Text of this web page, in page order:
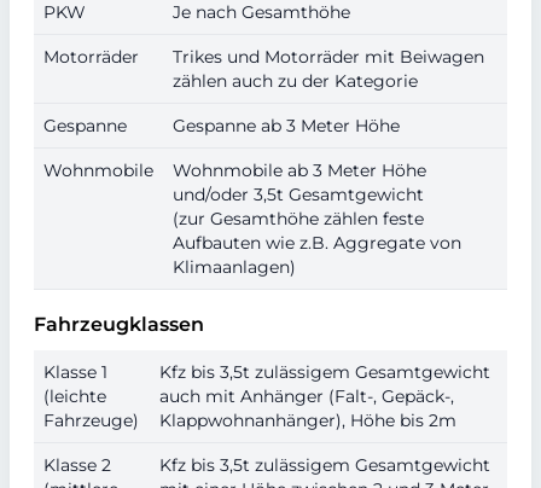
PKW Je nach Gesamthöhe
Motorräder
Trikes und Motorräder mit Beiwagen
zählen auch zu der Kategorie
Gespanne Gespanne ab 3 Meter Höhe
Wohnmobile
Wohnmobile ab 3 Meter Höhe
und/oder 3,5t Gesamtgewicht
(zur Gesamthöhe zählen feste
Aufbauten wie z.B. Aggregate von
Klimaanlagen)
Fahrzeugklassen
Klasse 1
(leichte
Fahrzeuge)
Kfz bis 3,5t zulässigem Gesamtgewicht
auch mit Anhänger (Falt-, Gepäck-,
Klappwohnanhänger), Höhe bis 2m
Klasse 2
Kfz bis 3,5t zulässigem Gesamtgewicht